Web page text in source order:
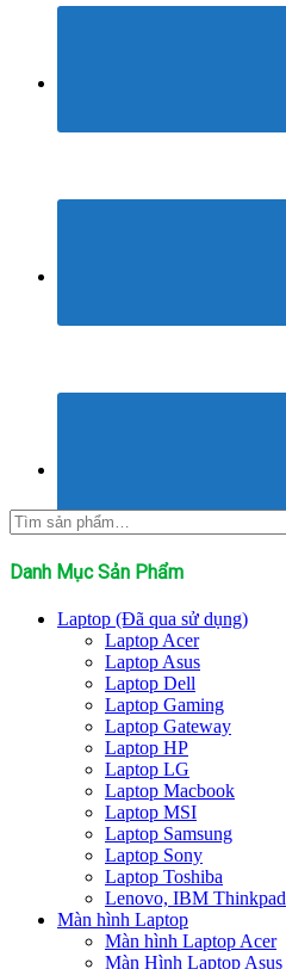
Tìm
kiếm:
Danh Mục Sản Phẩm
Laptop (Đã qua sử dụng)
Laptop Acer
Laptop Asus
Laptop Dell
Laptop Gaming
Laptop Gateway
Laptop HP
Laptop LG
Laptop Macbook
Laptop MSI
Laptop Samsung
Laptop Sony
Laptop Toshiba
Lenovo, IBM Thinkpad
Màn hình Laptop
Màn hình Laptop Acer
Màn Hình Laptop Asus